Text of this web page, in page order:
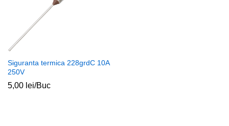
Siguranta termica 228grdC 10A
250V
5,00 lei/Buc